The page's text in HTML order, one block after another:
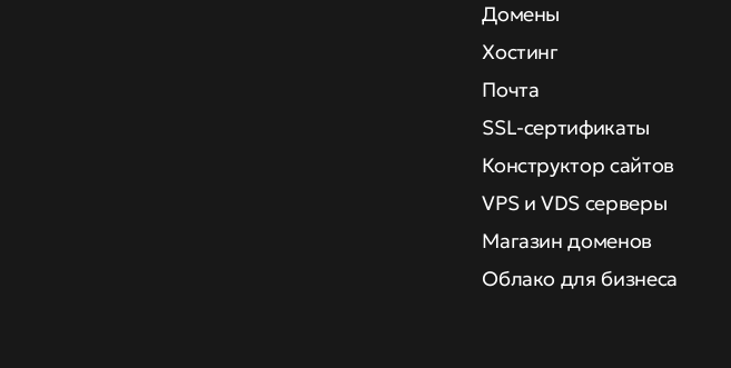
Домены
Хостинг
Почта
SSL-сертификаты
Конструктор сайтов
VPS и VDS серверы
Магазин доменов
Облако для бизнеса